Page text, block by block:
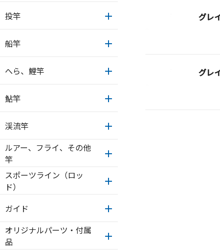
投竿
船竿
へら、鯉竿
鮎竿
渓流竿
ルアー、フライ、その他
竿
スポーツライン（ロッ
ド）
ガイド
オリジナルパーツ・付属
品
グレ
グレ